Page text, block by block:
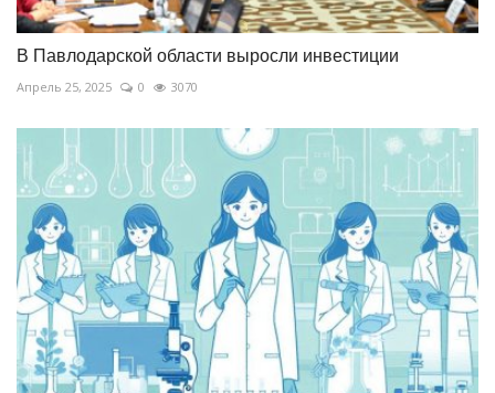
В Павлодарской области выросли инвестиции
Апрель 25, 2025 0 3070